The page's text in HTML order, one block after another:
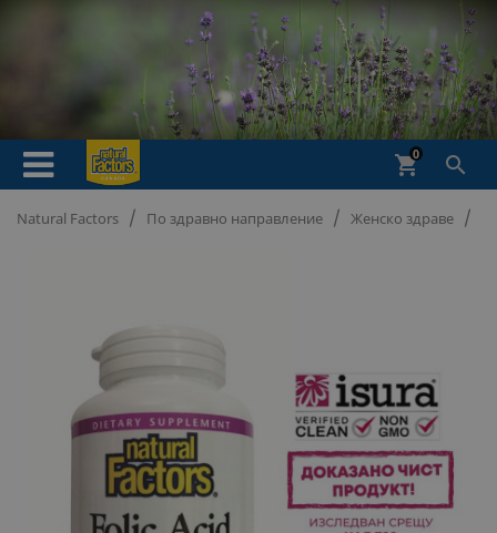

shopping_cart
0
Natural Factors По здравно направление Женско здраве